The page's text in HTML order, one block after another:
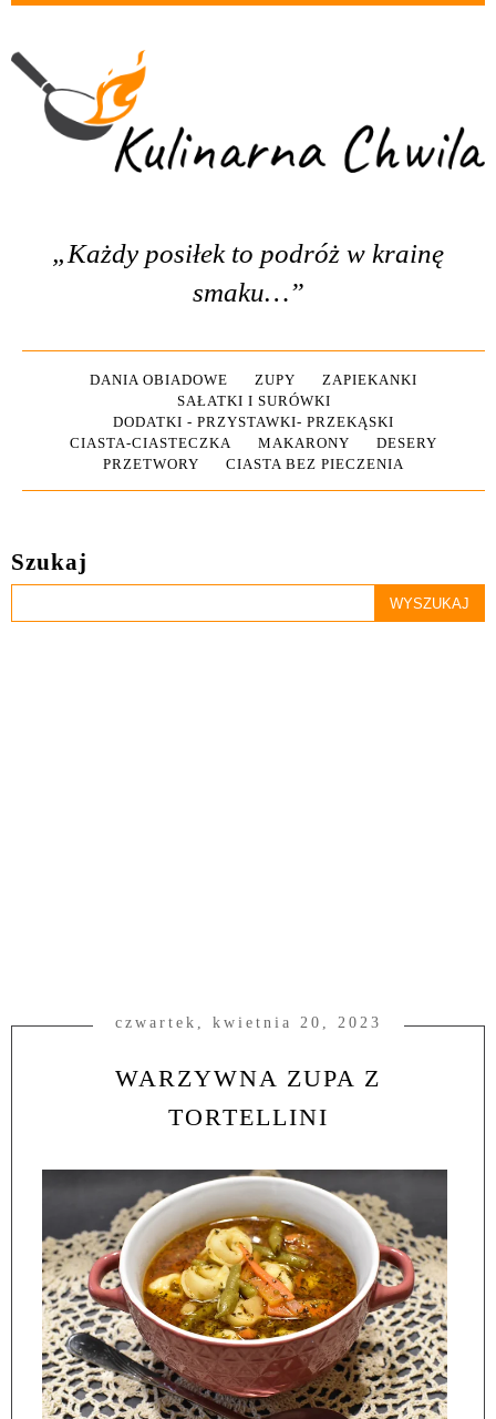
„Każdy posiłek to podróż w krainę
smaku…”
DANIA OBIADOWE ZUPY
ZAPIEKANKI
SAŁATKI I SURÓWKI
DODATKI - PRZYSTAWKI- PRZEKĄSKI
CIASTA-CIASTECZKA
MAKARONY
DESERY
PRZETWORY
CIASTA BEZ PIECZENIA
Szukaj
czwartek, kwietnia 20, 2023
WARZYWNA ZUPA Z
TORTELLINI